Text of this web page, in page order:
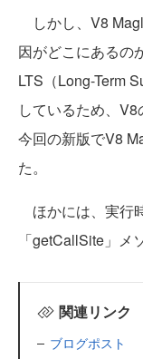
しかし、V8
因がどこにあるの
LTS（Long-Term
しているため、V8
今回の新版でV8
た。
ほかには、実行
「getCallSite」メ
関連リンク
ブログポスト